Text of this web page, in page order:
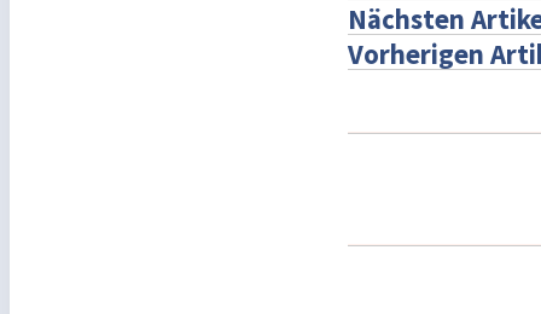
Nächsten
Vorherigen